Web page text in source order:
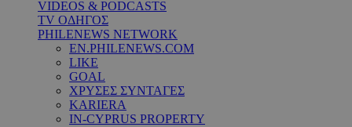
VIDEOS & PODCASTS
TV ΟΔΗΓΟΣ
PHILENEWS NETWORK
EN.PHILENEWS.COM
LIKE
GOAL
ΧΡΥΣΕΣ ΣΥΝΤΑΓΕΣ
KARIERA
IN-CYPRUS PROPERTY